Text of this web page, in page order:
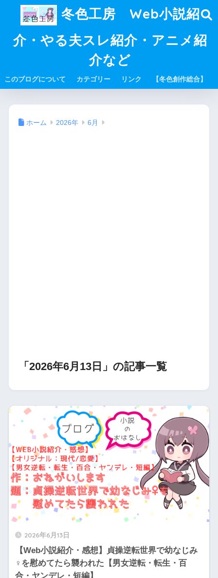
冬色工房 Web小説紹
介・やる夫スレ紹介・アニメ紹
介など
このブログについて カテゴリー リンク 【冬色創作総合】
ホーム 2026年 6月
「2026年6月13日」の記事一覧
2026年6月13日
【Web小説紹介・感想】貞操逆転世界で幼なじみ
♀を慰めてたら襲われた【男女逆転・転生・百
合・ヤンデレ・短編】